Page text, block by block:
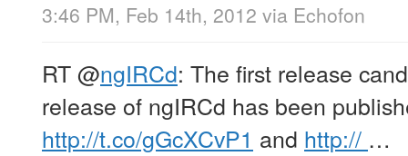
3:46 PM, Feb 14th, 2012 via Echofon
RT@ngIRCd: The first release
release of ngIRCd has been
http://t.co/gGcXCvP1 and http:// …